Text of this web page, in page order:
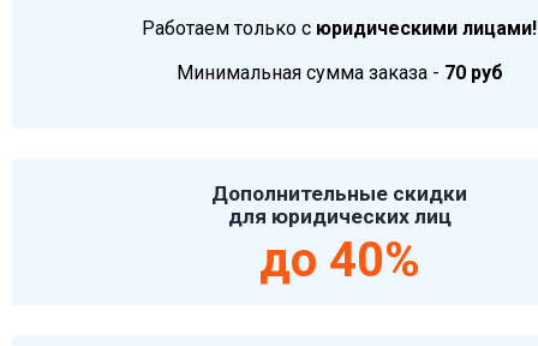
Работаем только с юридическими лицами!
Минимальная сумма заказа - 70 руб
Дополнительные скидки
для юридических лиц
до 40%